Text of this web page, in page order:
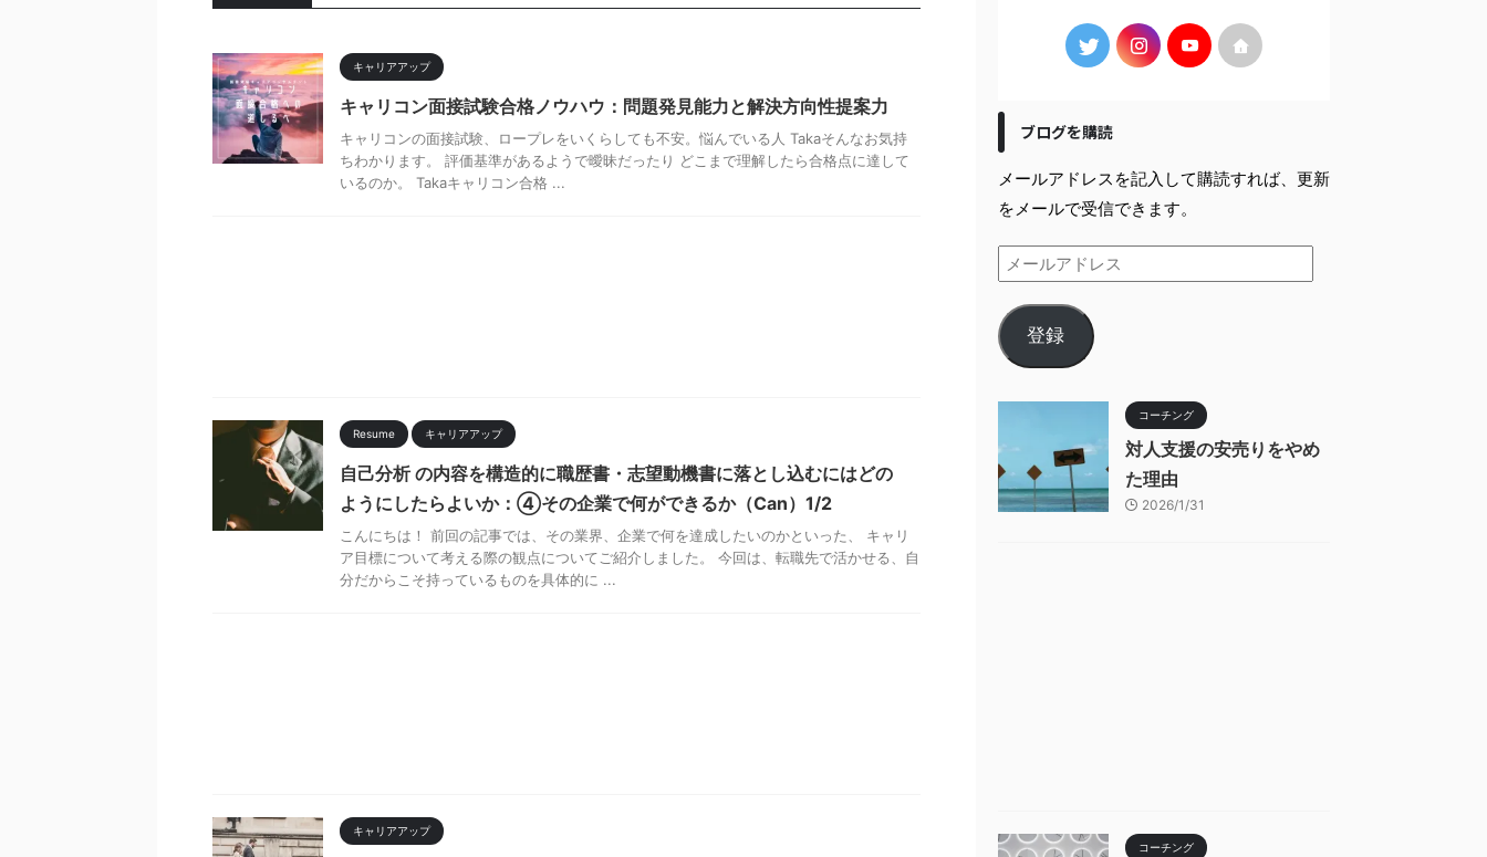
キャリアアップ
キャリコン面接試験合格ノウハウ：問題発見能力と解決方向性提案力
キャリコンの面接試験、ロープレをいくらしても不安。悩んでいる人 Takaそんなお気持
ちわかります。 評価基準があるようで曖昧だったり どこまで理解したら合格点に達して
いるのか。 Takaキャリコン合格 ...
Resume キャリアアップ
自己分析 の内容を構造的に職歴書・志望動機書に落とし込むにはどの
ようにしたらよいか：④その企業で何ができるか（Can）1/2
こんにちは！ 前回の記事では、その業界、企業で何を達成したいのかといった、 キャリ
ア目標について考える際の観点についてご紹介しました。 今回は、転職先で活かせる、自
分だからこそ持っているものを具体的に ...
キャリアアップ
ブログを購読
メールアドレスを記入して購読すれば、更新
をメールで受信できます。
登録
コーチング
対人支援の安売りをやめ
た理由
2026/1/31
コーチング